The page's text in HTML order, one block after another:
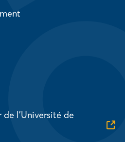
l’Université de